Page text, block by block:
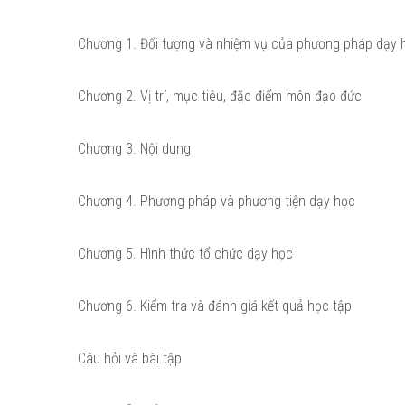
Chương 1. Đối tượng và nhiệm vụ của phương pháp dạy
Chương 2. Vị trí, mục tiêu, đặc điểm môn đạo đức
Chương 3. Nội dung
Chương 4. Phương pháp và phương tiện dạy học
Chương 5. Hình thức tổ chức dạy học
Chương 6. Kiểm tra và đánh giá kết quả học tập
Câu hỏi và bài tập